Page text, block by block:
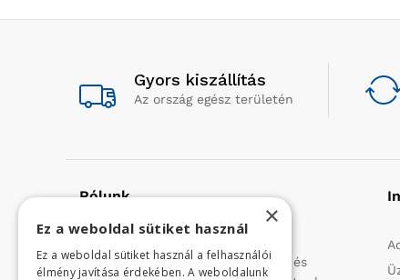
Gyors kiszállítás
Az ország egész területén
Rólunk
kisgépek és egyéb iparcikkek kis- és
×
Ez a weboldal sütiket használ
Ez a weboldal sütiket használ a felhasználói
élmény javítása érdekében. A weboldalunk